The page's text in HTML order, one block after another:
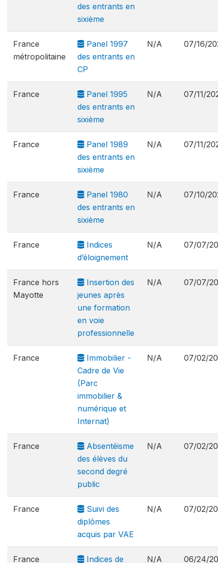
des entrants en
sixième
France
métropolitaine
Panel 1997
des entrants en
CP
N/A 07/16/
France
Panel 1995
des entrants en
sixième
N/A 07/11/
France
Panel 1989
des entrants en
sixième
N/A 07/11/
France
Panel 1980
des entrants en
sixième
N/A 07/10/
France
Indices
d’éloignement
N/A 07/07/
France hors
Mayotte
Insertion des
jeunes après
une formation
en voie
professionnelle
N/A 07/07/
France
Immobilier -
Cadre de Vie
(Parc
immobilier &
numérique et
Internat)
N/A 07/02/
France
Absentéisme
des élèves du
second degré
public
N/A 07/02/
France
Suivi des
diplômes
acquis par VAE
N/A 07/02/
France Indices de N/A 06/24/